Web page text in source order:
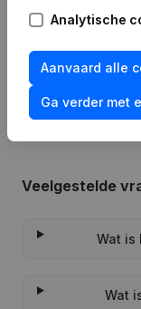
18-02-2022
Veelgestelde
Wat is
Wat
Analytische
Aanvaard alle
Ga verder met